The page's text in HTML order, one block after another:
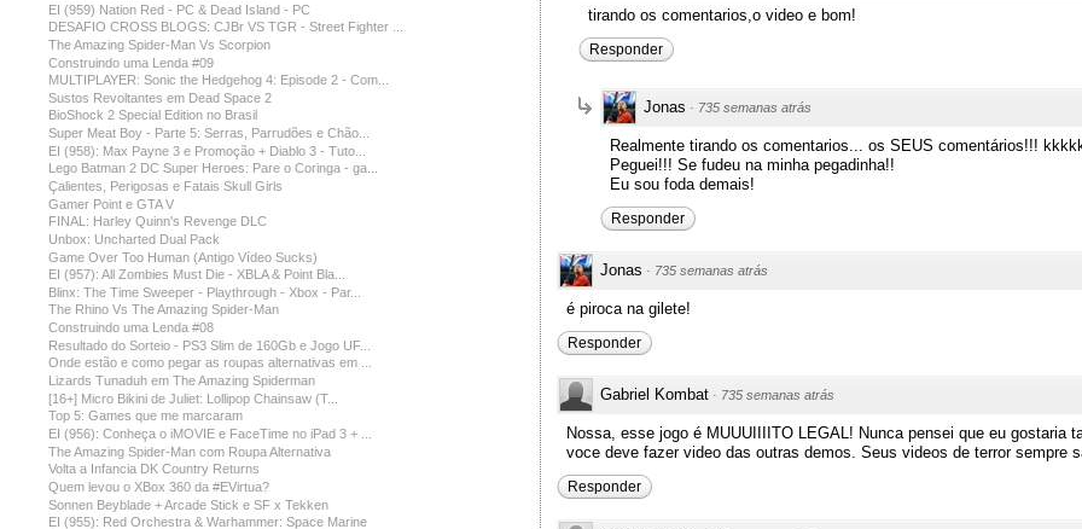
tirando os comentarios,o video e bom!
Responder
Jonas · 735 semanas atrás
Realmente tirando os comentarios... os SEUS comentários!!!
Peguei!!! Se fudeu na minha pegadinha!!
Eu sou foda demais!
Responder
Jonas · 735 semanas atrás
é piroca na gilete!
Responder
Gabriel Kombat · 735 semanas atrás
Nossa, esse jogo é MUUUIIIITO LEGAL! Nunca pensei que eu
voce deve fazer video das outras demos. Seus videos de terror sempre
Responder
EI (959) Nation Red - PC & Dead Island - PC
DESAFIO CROSS BLOGS: CJBr VS TGR - Street Fighter ...
The Amazing Spider-Man Vs Scorpion
Construindo uma Lenda #09
MULTIPLAYER: Sonic the Hedgehog 4: Episode 2 - Com...
Sustos Revoltantes em Dead Space 2
BioShock 2 Special Edition no Brasil
Super Meat Boy - Parte 5: Serras, Parrudões e Chão...
EI (958): Max Payne 3 e Promoção + Diablo 3 - Tuto...
Lego Batman 2 DC Super Heroes: Pare o Coringa - ga...
Çalientes, Perigosas e Fatais Skull Girls
Gamer Point e GTA V
FINAL: Harley Quinn's Revenge DLC
Unbox: Uncharted Dual Pack
Game Over Too Human (Antigo Vídeo Sucks)
EI (957): All Zombies Must Die - XBLA & Point Bla...
Blinx: The Time Sweeper - Playthrough - Xbox - Par...
The Rhino Vs The Amazing Spider-Man
Construindo uma Lenda #08
Resultado do Sorteio - PS3 Slim de 160Gb e Jogo UF...
Onde estão e como pegar as roupas alternativas em ...
Lizards Tunaduh em The Amazing Spiderman
[16+] Micro Bikini de Juliet: Lollipop Chainsaw (T...
Top 5: Games que me marcaram
EI (956): Conheça o iMOVIE e FaceTime no iPad 3 + ...
The Amazing Spider-Man com Roupa Alternativa
Volta a Infancia DK Country Returns
Quem levou o XBox 360 da #EVirtua?
Sonnen Beyblade + Arcade Stick e SF x Tekken
EI (955): Red Orchestra & Warhammer: Space Marine